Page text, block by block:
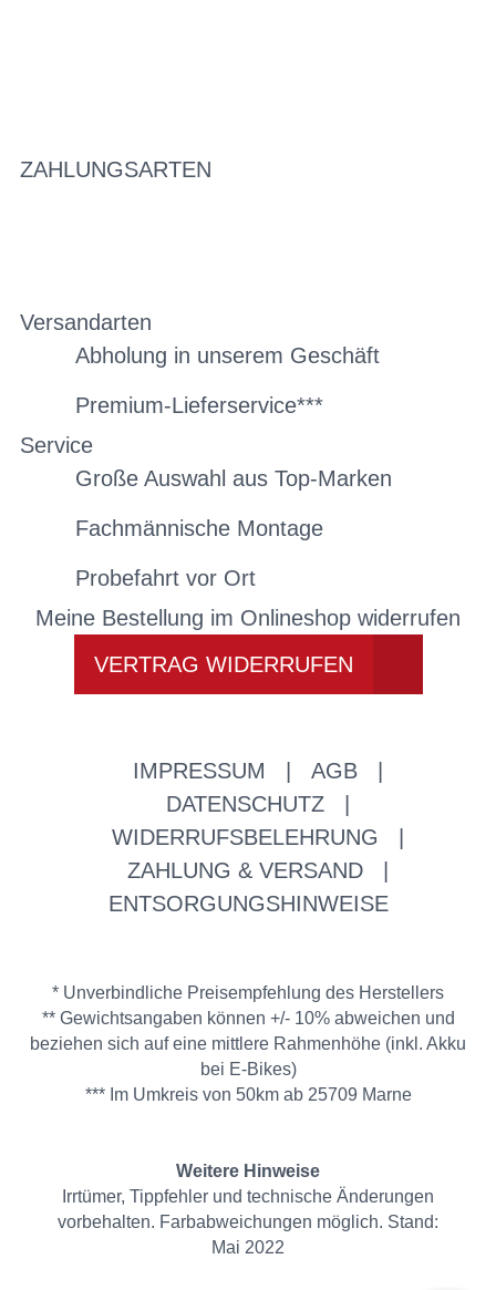
ZAHLUNGSARTEN
Versandarten
Abholung in unserem Geschäft
Premium-Lieferservice***
Service
Große Auswahl aus Top-Marken
Fachmännische Montage
Probefahrt vor Ort
Meine Bestellung im Onlineshop widerrufen
VERTRAG WIDERRUFEN
IMPRESSUM AGB
DATENSCHUTZ
WIDERRUFSBELEHRUNG
ZAHLUNG & VERSAND
ENTSORGUNGSHINWEISE
* Unverbindliche Preisempfehlung des Herstellers
** Gewichtsangaben können +/- 10% abweichen und
beziehen sich auf eine mittlere Rahmenhöhe (inkl. Akku
bei E-Bikes)
*** Im Umkreis von 50km ab 25709 Marne
Weitere Hinweise
Irrtümer, Tippfehler und technische Änderungen
vorbehalten. Farbabweichungen möglich. Stand:
Mai 2022